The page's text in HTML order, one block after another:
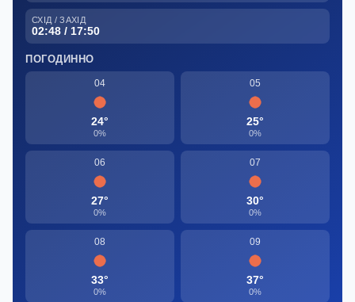
СХІД / ЗАХІД
02:48 / 17:50
ПОГОДИННО
04
24°
0%
05
25°
0%
06
27°
0%
07
30°
0%
08
33°
0%
09
37°
0%